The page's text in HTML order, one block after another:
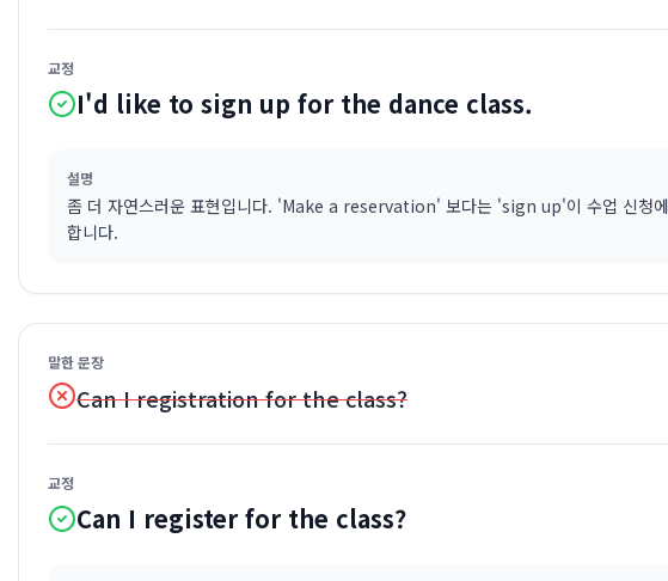
교정
I'd like to sign up for the dance class.
설명
좀 더 자연스러운 표현입니다. 'Make a reservation' 보다는 'sign up'이 수업 신청
합니다.
말한 문장
Can I registration for the class?
교정
Can I register for the class?